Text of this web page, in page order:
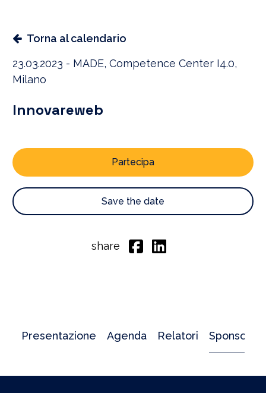
Torna al calendario
23.03.2023 - MADE, Competence Center I4.0,
Milano
Innovareweb
Partecipa
Save the date
share
Presentazione Agenda Relatori Sponsor